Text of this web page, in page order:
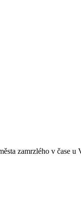
zamrzlého v čase u